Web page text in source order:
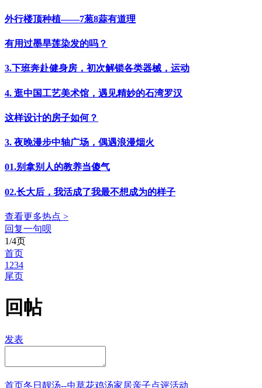
外行楼顶种植——7葱8蒜有道理
有用过墨旱莲染发的吗？
3.下班奔赴健身房，初次解锁各类器械，运动
4. 逛中国工艺美术馆，遇见精妙的石湾罗汉
这样设计的房子如何？
3. 夜晚漫步中轴广场，偶遇浪漫烟火
01.别拿别人的教养当傻气
02.长大后，我活成了我最不想成为的样子
查看更多热点 >
回复一句呗
1/4页
首页
1 234
尾页
回帖
发表
首页冬日靓汤--虫草花鸡汤家居亲子点评活动